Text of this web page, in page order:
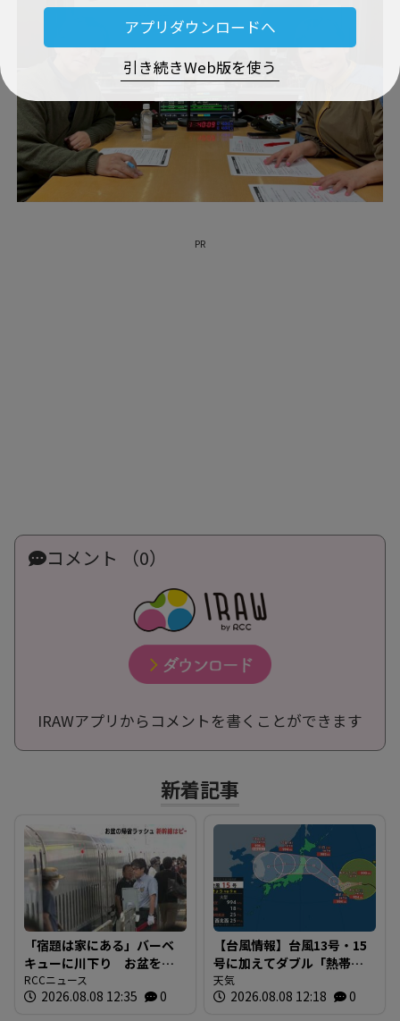
アプリダウンロードへ
引き続きWeb版を使う
PR
コメント （0）
IRAWアプリからコメントを書くことができます
新着記事
「宿題は家にある」バーベ
キューに川下り お盆をふ
るさとで 帰省ラッシュピ
ークで新幹線の下りはほぼ
RCCニュース
2026.08.08 12:35 0
【台風情報】台風13号・15
号に加えてダブル「熱帯低
気圧」発生へ 15号はお盆
に日本直撃か ※18日まで
天気
2026.08.08 12:18 0